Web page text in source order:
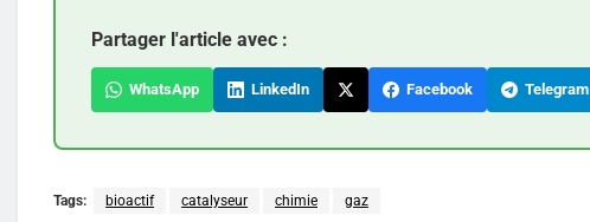
Partager l'article avec :
WhatsApp LinkedIn Facebook Telegram
Tags: bioactif catalyseur chimie gaz